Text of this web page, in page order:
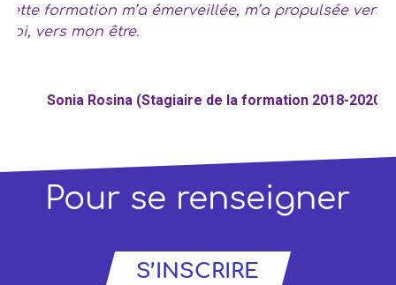
Cette formation m’a émerveillée, m’a propulsée vers
moi, vers mon être.
Sonia Rosina (Stagiaire de la formation 2018-2020)
Pour se renseigner
S’INSCRIRE